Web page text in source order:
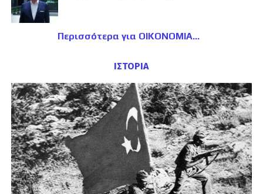
Περισσότερα για ΟΙΚΟΝΟΜΙΑ
ΙΣΤΟΡΙΑ